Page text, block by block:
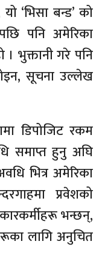
‘भिसा बन्ड’ को
पनि अमेरिका
भुक्तानी गरे पनि
सूचना उल्लेख
डिपोजिट रकम
समाप्त हुनु अघि
भित्र अमेरिका
प्रवेशको
भन्छन्,
लागि अनुचित